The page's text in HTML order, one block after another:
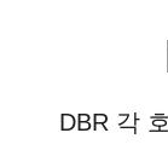
DBR 각